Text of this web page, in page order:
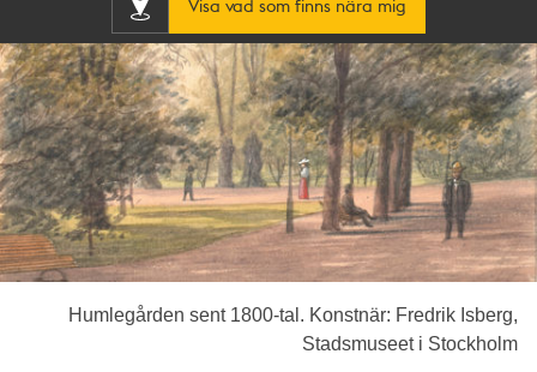
Visa vad som finns nära mig
Humlegården sent 1800-tal. Konstnär: Fredrik Isberg,
Stadsmuseet i Stockholm